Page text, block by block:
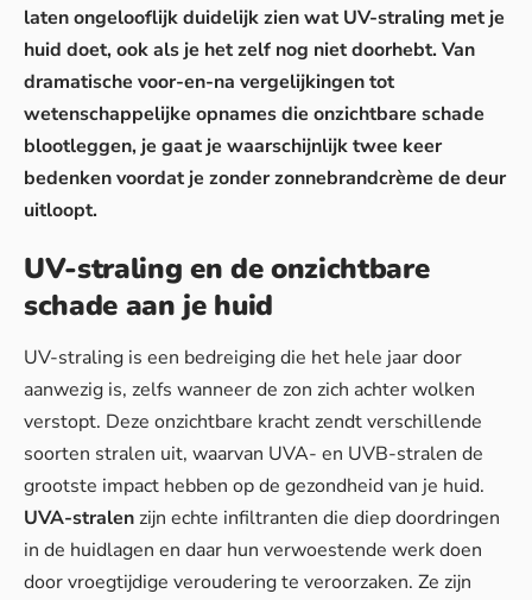
laten ongelooflijk duidelijk zien wat UV-straling met je
huid doet, ook als je het zelf nog niet doorhebt. Van
dramatische voor-en-na vergelijkingen tot
wetenschappelijke opnames die onzichtbare schade
blootleggen, je gaat je waarschijnlijk twee keer
bedenken voordat je zonderzonnebrandcrème de deur
uitloopt.
UV-straling en de onzichtbare
schade aan je huid
UV-straling is een bedreiging die het hele jaar door
aanwezig is, zelfs wanneer de zon zich achter wolken
verstopt. Deze onzichtbare kracht zendt verschillende
soorten stralen uit, waarvan UVA- en UVB-stralen de
grootste impact hebben op de gezondheid van je huid.
UVA-stralenzijn echte infiltranten die diep doordringen
in de huidlagen en daar hun verwoestende werk doen
door vroegtijdige veroudering te veroorzaken. Ze zijn